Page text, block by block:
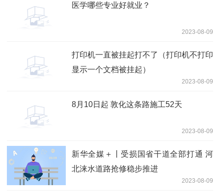
医学哪些专业好就业？
2023-08-09
打印机一直被挂起打不了（打印机不打印
显示一个文档被挂起）
2023-08-09
8月10日起 敦化这条路施工52天
2023-08-09
新华全媒＋丨受损国省干道全部打通 河
北涞水道路抢修稳步推进
2023-08-09